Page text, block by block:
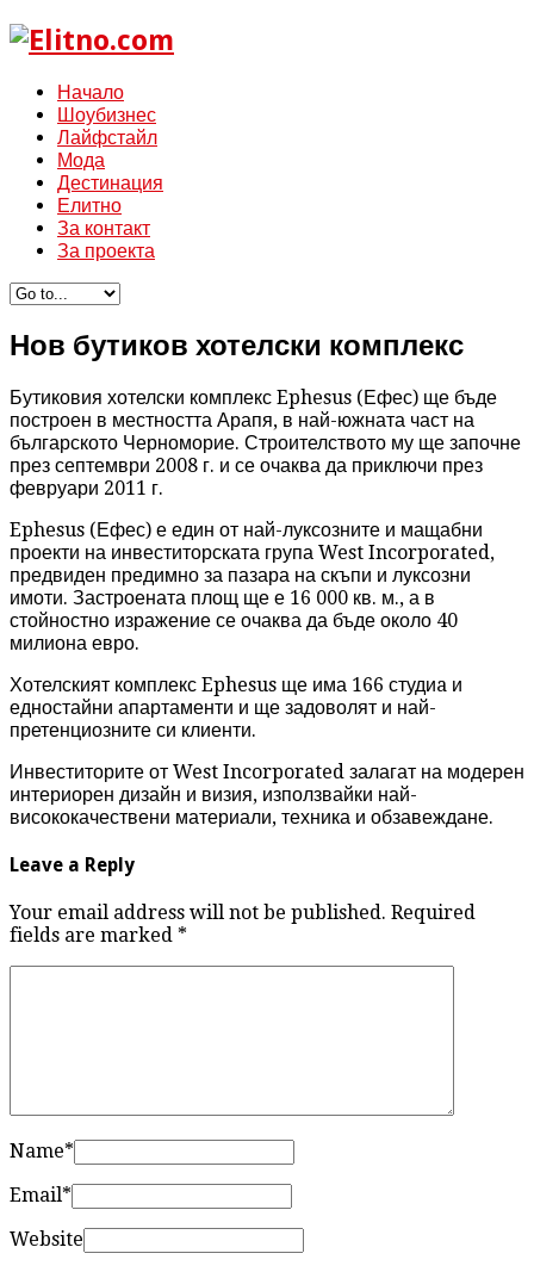
Начало
Шоубизнес
Лайфстайл
Мода
Дестинация
Елитно
За контакт
За проекта
Нов бутиков хотелски комплекс
Бутиковия хотелски комплекс Ephesus (Ефес) ще бъде
построен в местността Арапя, в най-южната част на
българското Черноморие. Строителството му ще започне
през септември 2008 г. и се очаква да приключи през
февруари 2011 г.
Ephesus (Ефес) е един от най-луксозните и мащабни
проекти на инвеститорската група West Incorporated,
предвиден предимно за пазара на скъпи и луксозни
имоти. Застроената площ ще е 16 000 кв. м., а в
стойностно изражение се очаква да бъде около 40
милиона евро.
Хотелският комплекс Ephesus ще има 166 студиa и
едностайни апартаменти и ще задоволят и най-
претенциозните си клиенти.
Инвеститорите от West Incorporated залагат на модерен
интериорен дизайн и визия, използвайки най-
висококачествени материали, техника и обзавеждане.
Leave a Reply
Your email address will not be published. Required
fields are marked *
Name*
Email*
Website